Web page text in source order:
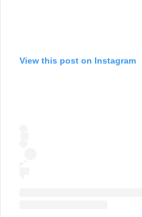
View this post on Instagram